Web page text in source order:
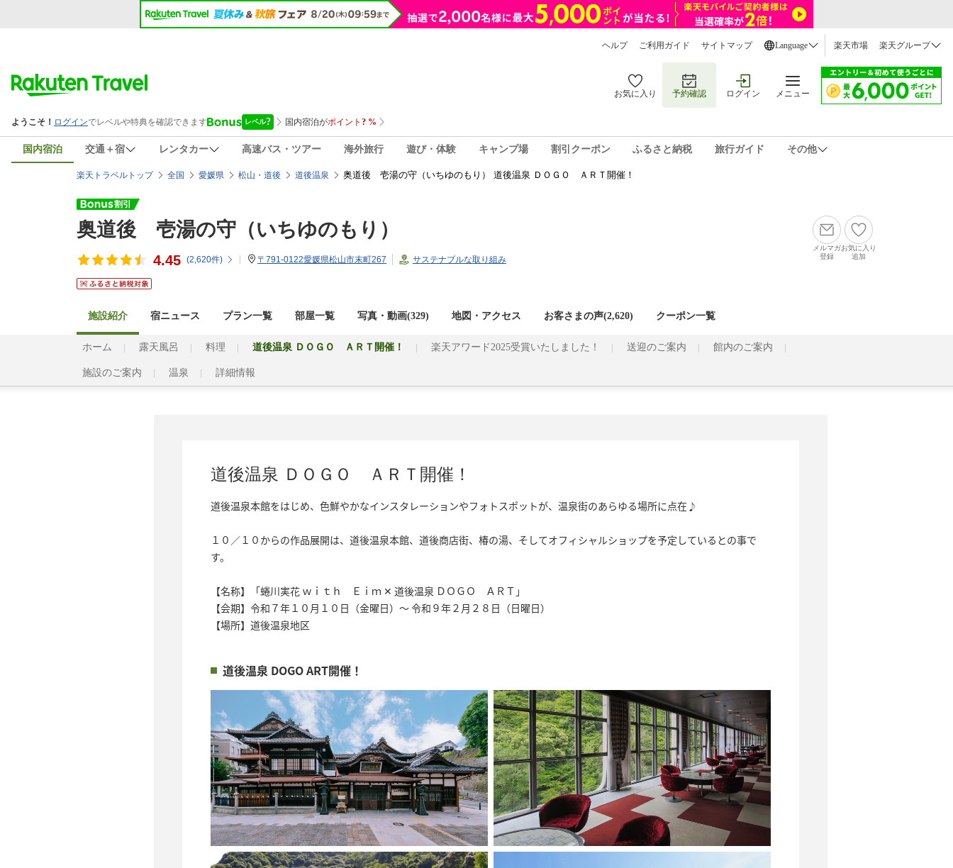
ヘルプ ご利用ガイド サイトマップ Language 楽天市場 楽天グループ
お気に入り 予約確認 ログイン メニュー
国内宿泊 交通＋宿 レンタカー 高速バス・ツアー 海外旅行 遊び・体験 キャンプ場 割引クーポン ふるさと納税 旅行ガイド その他
楽天トラベルトップ 全国 愛媛県 松山・道後 道後温泉 奥道後 壱湯の守（いちゆのもり） 道後温泉 ＤＯＧＯ ＡＲＴ開催！
奥道後 壱湯の守（いちゆのもり）
4.45 (2,620件) 〒791-0122愛媛県松山市末町267 サステナブルな取り組み
メルマガ
登録
お気に入り
追加
施設紹介 宿ニュース プラン一覧 部屋一覧 写真・動画(329) 地図・アクセス お客さまの声(2,620) クーポン一覧
ホーム 露天風呂 料理 道後温泉 ＤＯＧＯ ＡＲＴ開催！ 楽天アワード2025受賞いたしました！ 送迎のご案内 館内のご案内
施設のご案内 温泉 詳細情報
道後温泉 ＤＯＧＯ ＡＲＴ開催！
道後温泉本館をはじめ、色鮮やかなインスタレーションやフォトスポットが、温泉街のあらゆる場所に点在♪
１０／１０からの作品展開は、道後温泉本館、道後商店街、椿の湯、そしてオフィシャルショップを予定しているとの事で
す。
【名称】「蜷川実花 ｗｉｔｈ　Ｅｉｍ ✕ 道後温泉 ＤＯＧＯ　ＡＲＴ」
【会期】令和７年１０月１０日（金曜日）～ 令和９年２月２８日（日曜日）
【場所】道後温泉地区
道後温泉 DOGO ART開催！